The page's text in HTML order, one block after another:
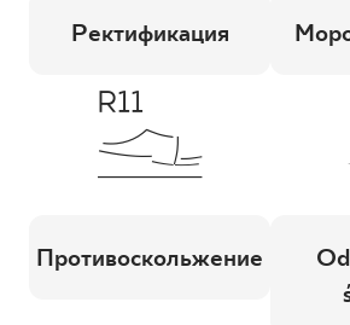
Ректификация
Противоскольжение